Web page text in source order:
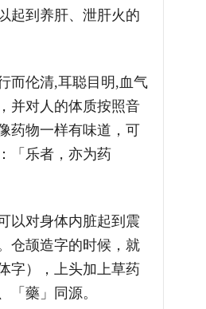
到养肝、泄肝火的
而伦清,耳聪目明,血气
并对人的体质按照音
药物一样有味道，可
「乐者，亦为药
以对身体内脏起到震
仓颉造字的时候，就
字），上头加上草药
「藥」同源。